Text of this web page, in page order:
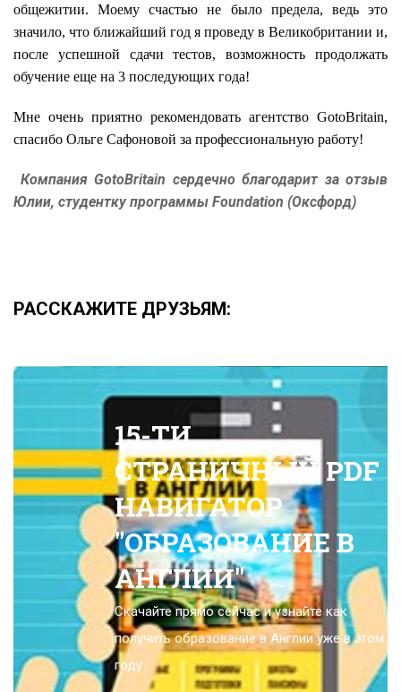
общежитии. Моему счастью не было предела, ведь это
значило, что ближайший год я проведу в Великобритании и,
после успешной сдачи тестов, возможность продолжать
обучение еще на 3 последующих года!
Мне очень приятно рекомендовать агентство GotoBritain,
спасибо Ольге Сафоновой за профессиональную работу!
Компания GotoBritain сердечно благодарит за отзыв
Юлии, студентку программы Foundation (Оксфорд)
РАССКАЖИТЕ ДРУЗЬЯМ:
15-ТИ
СТРАНИЧНЫЙ PDF
НАВИГАТОР
"ОБРАЗОВАНИЕ В
АНГЛИИ"
Скачайте прямо сейчас и узнайте как
получить образование в Англии уже в этом
году